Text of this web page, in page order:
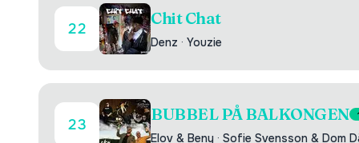
22
Chit Chat
Denz · Youzie
23
BUBBEL PÅ BALKONGEN
Elov & Beny · Sofie Svensson & Dom